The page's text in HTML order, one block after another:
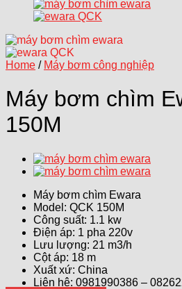
Home / Máy bơm công nghiệp
Máy bơm chìm
150M
Máy bơm chìm Ewara
Model: QCK 150M
Công suất: 1.1 kw
Điện áp: 1 pha 220v
Lưu lượng: 21 m3/h
Cột áp: 18 m
Xuất xứ: China
Liên hệ: 0981990386 –